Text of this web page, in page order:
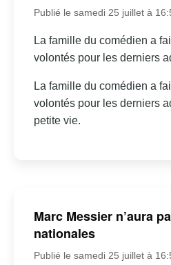
Publié le samedi 25 juillet à
La famille du comédien a
volontés pour les derniers
La famille du comédien a
volontés pour les derniers
petite vie.
Marc Messier n’aura
nationales
Publié le samedi 25 juillet à